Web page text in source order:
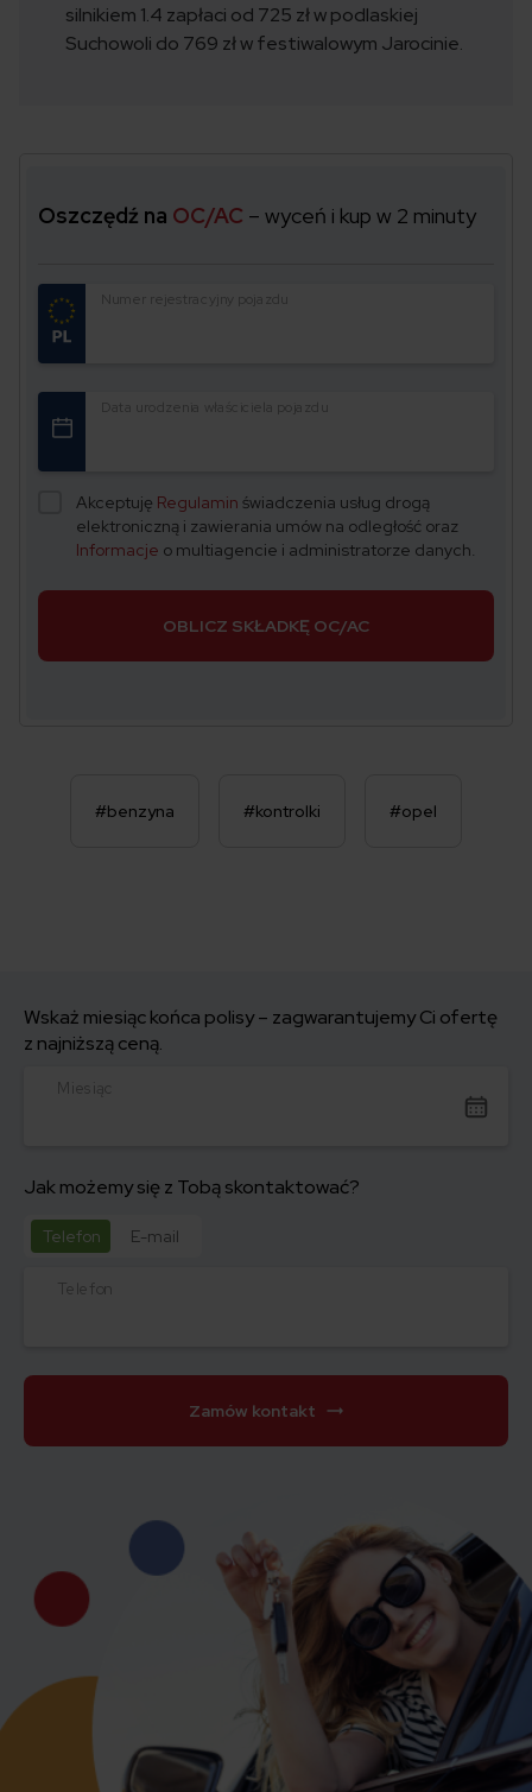
silnikiem 1.4 zapłaci od 725 zł w podlaskiej
Suchowoli do 769 zł w festiwalowym Jarocinie.
Oszczędź na OC/AC – wyceń i kup w 2 minuty
Numer rejestracyjny pojazdu
Data urodzenia właściciela pojazdu
Akceptuję Regulamin świadczenia usług drogą
elektroniczną i zawierania umów na odległość oraz
Informacje o multiagencie i administratorze danych.
OBLICZ SKŁADKĘ OC/AC
#benzyna #kontrolki #opel
Wskaż miesiąc końca polisy – zagwarantujemy Ci ofertę
z najniższą ceną.
Miesiąc
Jak możemy się z Tobą skontaktować?
Telefon E-mail
Telefon
Zamów kontakt